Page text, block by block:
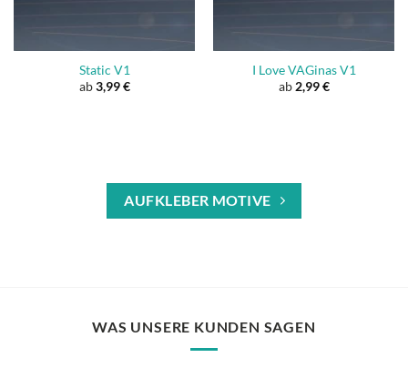
Static V1
ab3,99€
I Love VAGinas V1
ab2,99€
AUFKLEBER MOTIVE
WAS UNSERE KUNDEN SAGEN